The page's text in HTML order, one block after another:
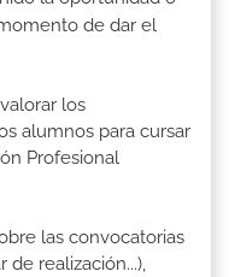
de dar el
los
alumnos para cursar
Profesional
las convocatorias
de realización...),